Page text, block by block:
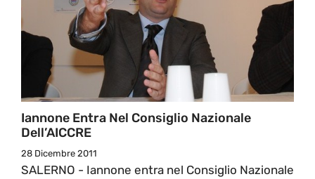
Iannone Entra Nel Consiglio Nazionale
Dell’AICCRE
28 Dicembre 2011
SALERNO - Iannone entra nel Consiglio Nazionale